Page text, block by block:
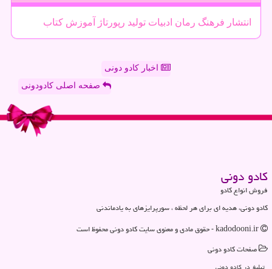
انتشار فرهنگ رمان ادبیات تولید رپورتاژ آموزش كتاب
اخبار کادو دونی
صفحه اصلی کادودونی
كادو دونی
فروش انواع کادو
کادو دونی، هدیه ای برای هر لحظه ، سورپرایزهای به یادماندنی
صفحات كادو دونی